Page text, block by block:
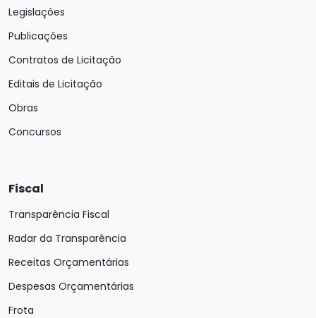
Legislações
Publicações
Contratos de Licitação
Editais de Licitação
Obras
Concursos
Fiscal
Transparência Fiscal
Radar da Transparência
Receitas Orçamentárias
Despesas Orçamentárias
Frota